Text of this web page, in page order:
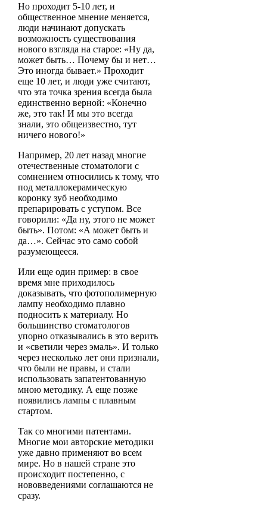
Но проходит 5-10 лет, и
общественное мнение меняется,
люди начинают допускать
возможность существования
нового взгляда на старое: «Ну да,
может быть… Почему бы и нет…
Это иногда бывает.» Проходит
еще 10 лет, и люди уже считают,
что эта точка зрения всегда была
единственно верной: «Конечно
же, это так! И мы это всегда
знали, это общеизвестно, тут
ничего нового!»
Например, 20 лет назад многие
отечественные стоматологи с
сомнением относились к тому, что
под металлокерамическую
коронку зуб необходимо
препарировать с уступом. Все
говорили: «Да ну, этого не может
быть». Потом: «А может быть и
да…». Сейчас это само собой
разумеющееся.
Или еще один пример: в свое
время мне приходилось
доказывать, что фотополимерную
лампу необходимо плавно
подносить к материалу. Но
большинство стоматологов
упорно отказывались в это верить
и «светили через эмаль». И только
через несколько лет они признали,
что были не правы, и стали
использовать запатентованную
мною методику. А еще позже
появились лампы с плавным
стартом.
Так со многими патентами.
Многие мои авторские методики
уже давно применяют во всем
мире. Но в нашей стране это
происходит постепенно, с
нововведениями соглашаются не
сразу.